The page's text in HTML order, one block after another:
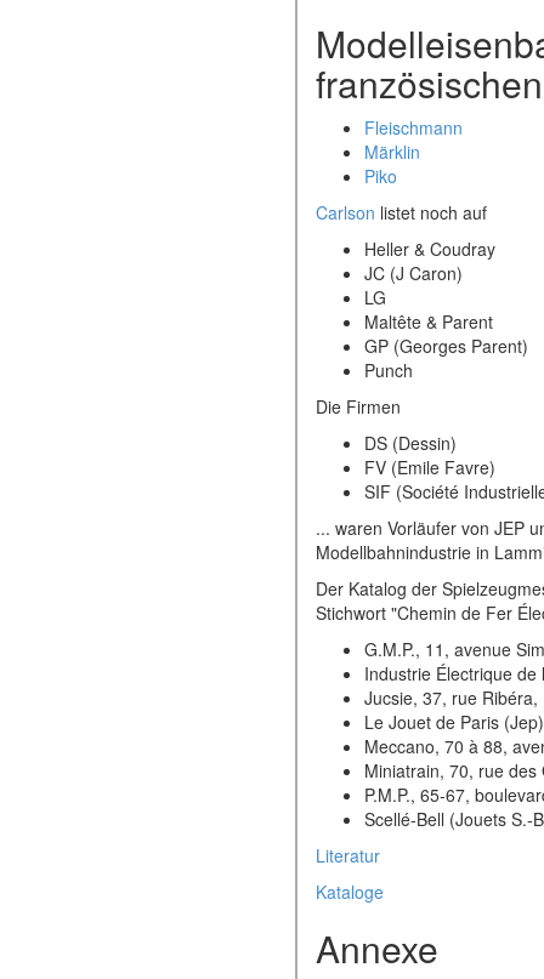
Fleischmann
Märklin
Piko
Carlson listet noch auf
Heller & Coudray
JC (J Caron)
LG
Maltête & Parent
GP (Georges Parent)
Punch
Die Firmen
DS (Dessin)
FV (Emile Favre)
SIF (Société
... waren Vorläufer von JEP
Modellbahnindustrie in
Der Katalog der
Stichwort "Chemin de Fer
G.M.P., 11, avenue
Industrie Électrique
Jucsie, 37, rue Ribéra,
Le Jouet de Paris
Meccano, 70 à 88,
Miniatrain, 70, rue des
P.M.P., 65-67,
Scellé-Bell (Jouets S.-
Literatur
Kataloge
Annexe